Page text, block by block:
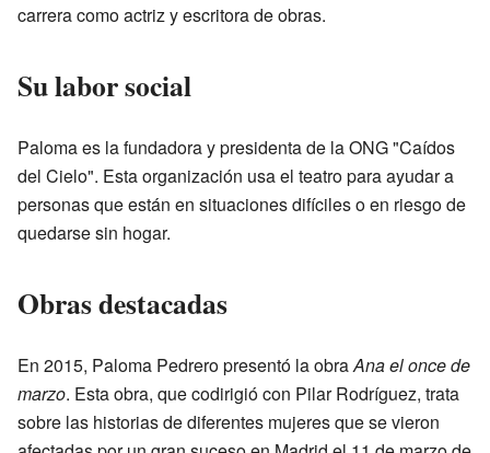
carrera como actriz y escritora de obras.
Su labor social
Paloma es la fundadora y presidenta de la ONG "Caídos
del Cielo". Esta organización usa el teatro para ayudar a
personas que están en situaciones difíciles o en riesgo de
quedarse sin hogar.
Obras destacadas
En 2015, Paloma Pedrero presentó la obraAna el once de
marzo. Esta obra, que codirigió con Pilar Rodríguez, trata
sobre las historias de diferentes mujeres que se vieron